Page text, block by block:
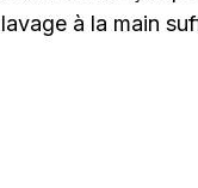
lavage à la main